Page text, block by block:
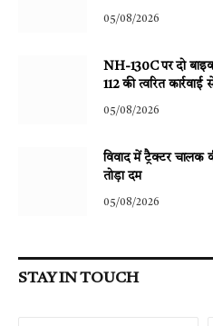
05/08/2026
NH-130C पर दो
112 की त्वरित
05/08/2026
विवाद में ट्रैक्टर चालक
तोड़ा दम
05/08/2026
STAY IN TOUCH